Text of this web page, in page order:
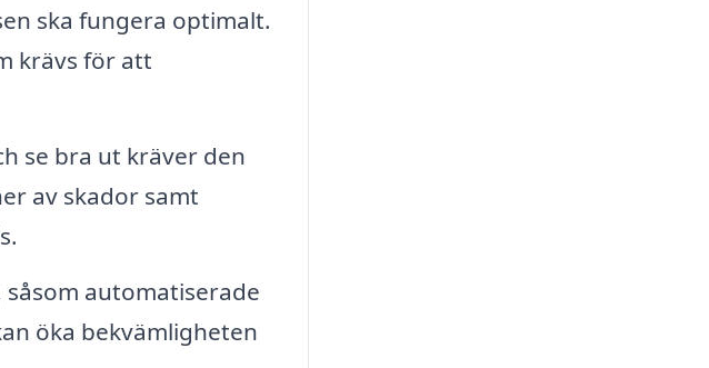
ska fungera optimalt.
krävs för att
se bra ut kräver den
av skador samt
automatiserade
öka bekvämligheten